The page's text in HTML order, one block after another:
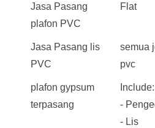
Jasa Pasang
plafon PVC
Flat
Jasa Pasang lis
PVC
semua
pvc
plafon gypsum
terpasang
Include:
-
- Lis